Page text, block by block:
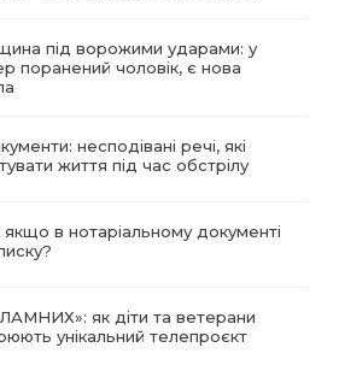
під ворожими ударами: у
поранений чоловік, є нова
несподівані речі, які
життя під час обстрілу
в нотаріальному документі
як діти та ветерани
унікальний телепроєкт